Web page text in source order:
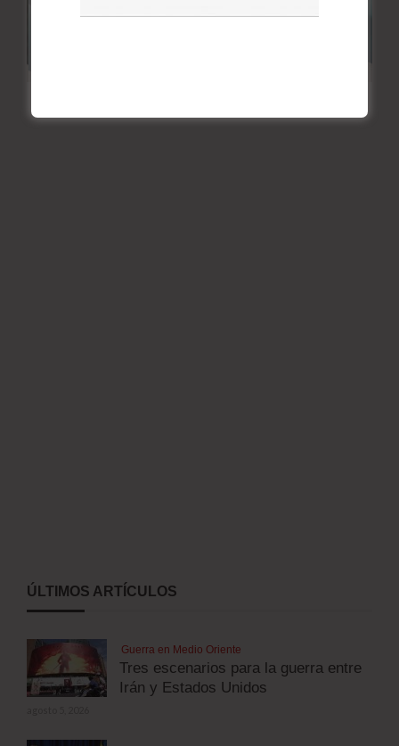
ÚLTIMOS ARTÍCULOS
Guerra en Medio Oriente
Tres escenarios para la guerra entre
Irán y Estados Unidos